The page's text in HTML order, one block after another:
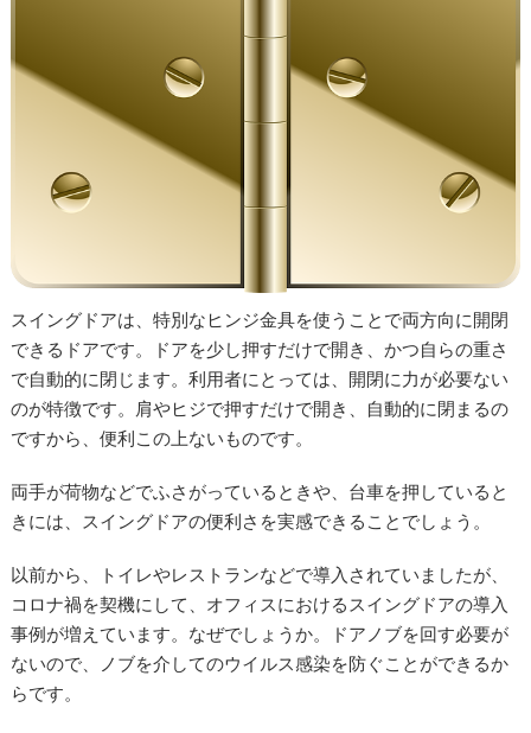
スイングドアは、特別なヒンジ金具を使うことで両方向に開閉
できるドアです。ドアを少し押すだけで開き、かつ自らの重さ
で自動的に閉じます。利用者にとっては、開閉に力が必要ない
のが特徴です。肩やヒジで押すだけで開き、自動的に閉まるの
ですから、便利この上ないものです。
両手が荷物などでふさがっているときや、台車を押していると
きには、スイングドアの便利さを実感できることでしょう。
以前から、トイレやレストランなどで導入されていましたが、
コロナ禍を契機にして、オフィスにおけるスイングドアの導入
事例が増えています。なぜでしょうか。ドアノブを回す必要が
ないので、ノブを介してのウイルス感染を防ぐことができるか
らです。